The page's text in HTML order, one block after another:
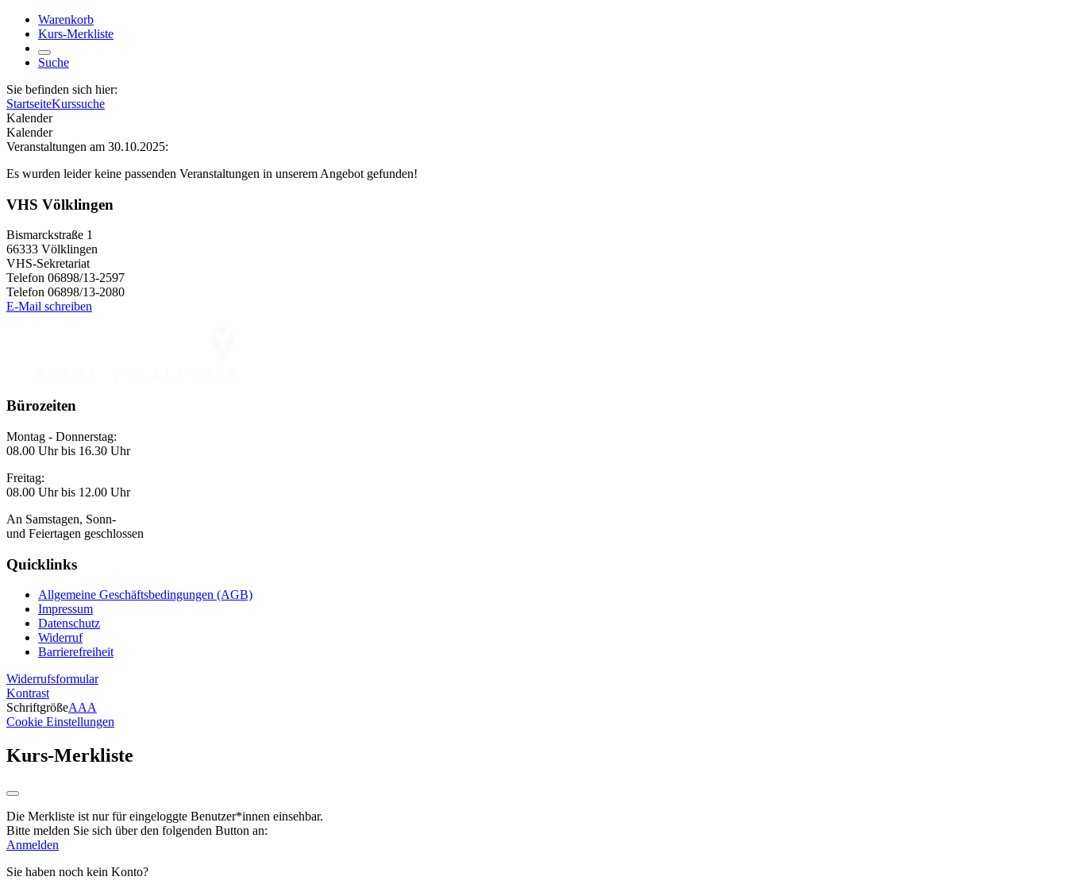
Warenkorb
Kurs-Merkliste
Suche
Sie befinden sich hier:
StartseiteKurssuche
Kalender
Kalender
Veranstaltungen am 30.10.2025:
Es wurden leider keine passenden Veranstaltungen in unserem Angebot gefunden!
VHS Völklingen
Bismarckstraße 1
66333 Völklingen
VHS-Sekretariat
Telefon 06898/13-2597
Telefon 06898/13-2080
E-Mail schreiben
Bürozeiten
Montag - Donnerstag:
08.00 Uhr bis 16.30 Uhr
Freitag:
08.00 Uhr bis 12.00 Uhr
An Samstagen, Sonn-
und Feiertagen geschlossen
Quicklinks
Allgemeine Geschäftsbedingungen (AGB)
Impressum
Datenschutz
Widerruf
Barrierefreiheit
Widerrufsformular
Kontrast
SchriftgrößeAAA
Cookie Einstellungen
Kurs-Merkliste
Die Merkliste ist nur für eingeloggte Benutzer*innen einsehbar.
Bitte melden Sie sich über den folgenden Button an:
Anmelden
Sie haben noch kein Konto?